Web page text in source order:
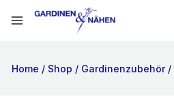
Home / Shop / Gardinenzubehör /